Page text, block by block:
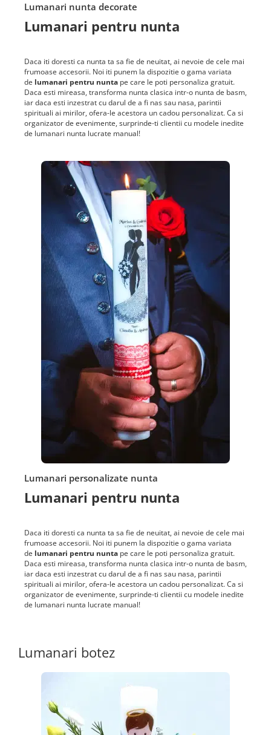
Lumanari nunta decorate
Lumanari pentru nunta
Daca iti doresti ca nunta ta sa fie de neuitat, ai nevoie de cele mai
frumoase accesorii. Noi iti punem la dispozitie o gama variata
de lumanari pentru nunta pe care le poti personaliza gratuit.
Daca esti mireasa, transforma nunta clasica intr-o nunta de basm,
iar daca esti inzestrat cu darul de a fi nas sau nasa, parintii
spirituali ai mirilor, ofera-le acestora un cadou personalizat. Ca si
organizator de evenimente, surprinde-ti clientii cu modele inedite
de lumanari nunta lucrate manual!
Lumanari personalizate nunta
Lumanari pentru nunta
Daca iti doresti ca nunta ta sa fie de neuitat, ai nevoie de cele mai
frumoase accesorii. Noi iti punem la dispozitie o gama variata
de lumanari pentru nunta pe care le poti personaliza gratuit.
Daca esti mireasa, transforma nunta clasica intr-o nunta de basm,
iar daca esti inzestrat cu darul de a fi nas sau nasa, parintii
spirituali ai mirilor, ofera-le acestora un cadou personalizat. Ca si
organizator de evenimente, surprinde-ti clientii cu modele inedite
de lumanari nunta lucrate manual!
Lumanari botez